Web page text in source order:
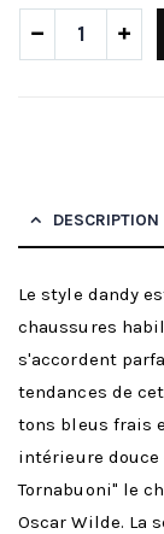
DESCRIPTION
Le style dandy
chaussures
s'accordent
tendances de
tons bleus frais
intérieure douce
Tornabuoni" le
Oscar Wilde. La